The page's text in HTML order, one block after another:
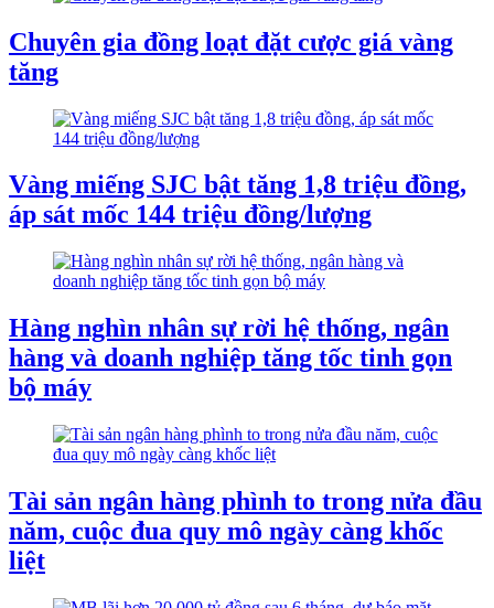
Chuyên gia đồng loạt đặt cược giá vàng
tăng
Vàng miếng SJC bật tăng 1,8 triệu đồng,
áp sát mốc 144 triệu đồng/lượng
Hàng nghìn nhân sự rời hệ thống, ngân
hàng và doanh nghiệp tăng tốc tinh gọn
bộ máy
Tài sản ngân hàng phình to trong nửa đầu
năm, cuộc đua quy mô ngày càng khốc
liệt